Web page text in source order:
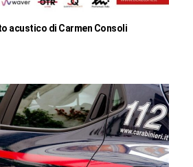
acustico di Carmen Consoli